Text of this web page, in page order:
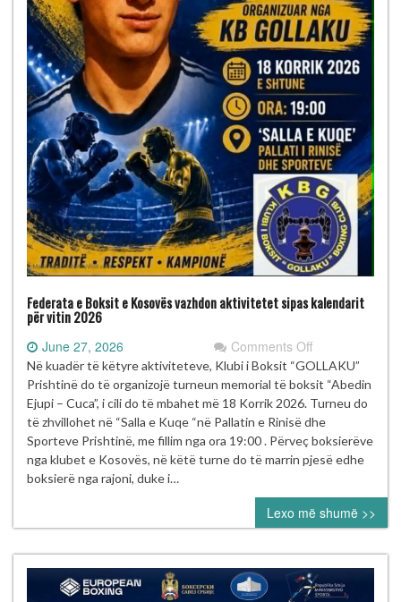
Federata e Boksit e Kosovës vazhdon aktivitetet sipas kalendarit
për vitin 2026
June 27, 2026 Comments Offon
Federata
e
Boksit
e
Kosovës
vazhdon
sipas
kalendarit
për
vitin
2026
Në kuadër të këtyre aktiviteteve, Klubi i Boksit “GOLLAKU”
Prishtinë do të organizojë turneun memorial të boksit “Abedin
Ejupi – Cuca”, i cili do të mbahet më 18 Korrik 2026. Turneu do
të zhvillohet në “Salla e Kuqe “në Pallatin e Rinisë dhe
Sporteve Prishtinë, me fillim nga ora 19:00 . Përveç boksierëve
nga klubet e Kosovës, në këtë turne do të marrin pjesë edhe
boksierë nga rajoni, duke i…
Lexo më shumë >>